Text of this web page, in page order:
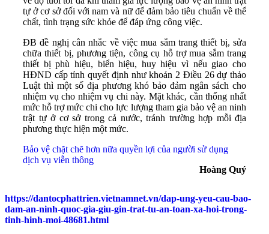
tự ở cơ sở đối với nam và nữ để đảm bảo tiêu chuẩn về thể
chất, tình trạng sức khỏe để đáp ứng công việc.
ĐB đề nghị cân nhắc về việc mua sắm trang thiết bị, sửa
chữa thiết bị, phương tiện, công cụ hỗ trợ mua sắm trang
thiết bị phù hiệu, biển hiệu, huy hiệu vì nếu giao cho
HĐND cấp tỉnh quyết định như khoản 2 Điều 26 dự thảo
Luật thì một số địa phương khó bảo đảm ngân sách cho
nhiệm vụ cho nhiệm vụ chi này. Mặt khác, cần thống nhất
mức hỗ trợ mức chi cho lực lượng tham gia bảo vệ an ninh
trật tự ở cơ sở trong cả nước, tránh trường hợp mỗi địa
phương thực hiện một mức.
Bảo vệ chặt chẽ hơn nữa quyền lợi của người sử dụng
dịch vụ viễn thông
Hoàng Quý
https://dantocphattrien.vietnamnet.vn/dap-ung-yeu-cau-bao-
dam-an-ninh-quoc-gia-giu-gin-trat-tu-an-toan-xa-hoi-trong-
tinh-hinh-moi-48681.html